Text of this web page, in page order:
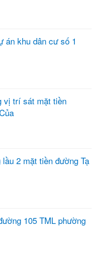
án khu dân cư số 1
vị trí sát mặt tiền
2 mặt tiền đường Tạ
105 TML phường